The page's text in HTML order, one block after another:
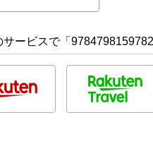
サービスで「